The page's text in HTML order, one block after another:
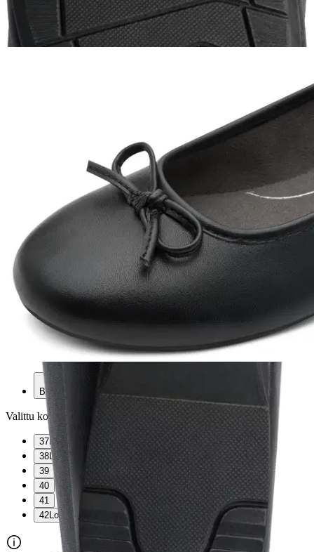
Jana naisten ballerina
33,96 €
Asiakasomistajahinta
Hinta ilman S-Etukorttia: 39,95 €
Verkkokaupan hinta
Black
Black
Valittu koko: Valitse koko
37Loppu varastosta
38Loppu varastosta
39
40
41
42Loppu varastosta